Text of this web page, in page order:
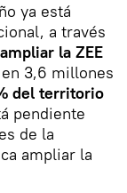
ya está
a través
ampliar la ZEE
3,6 millones
del territorio
pendiente
de la
ampliar la